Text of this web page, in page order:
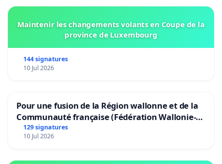
Maintenir les changements volants en Coupe de la
province de Luxembourg
144 signatures
10 Jul 2026
Pour une fusion de la Région wallonne et de la
Communauté française (Fédération Wallonie-
Bruxelles)
129 signatures
10 Jul 2026